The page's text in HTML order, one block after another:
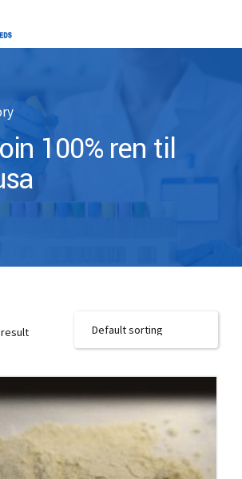
100% ren til